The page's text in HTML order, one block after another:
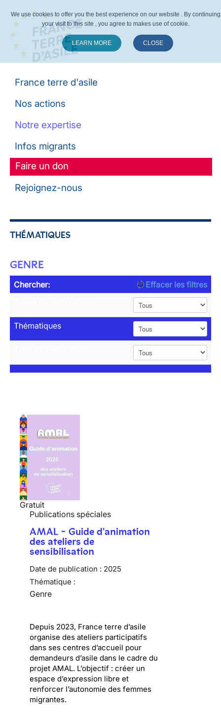
France terre d'asile
Nos actions
Notre expertise
Infos migrants
Faire un don
Rejoignez-nous
THÉMATIQUES
GENRE
Chercher:
Effacer les filtres
Thématiques
Gratuit
Publications spéciales
AMAL - Guide d'animation
des ateliers de
sensibilisation
Date de publication : 2025
Thématique :
Genre
Depuis 2023, France terre d’asile
organise des ateliers participatifs
dans ses centres d’accueil pour
demandeurs d’asile dans le cadre du
projet AMAL. L’objectif : créer un
espace d’expression libre et
renforcer l’autonomie des femmes
migrantes.
We use cookies to offer you the best experience on our website . By continuing
your visit to this site , you agree to makes use of cookie.
LEARN MORE CLOSE